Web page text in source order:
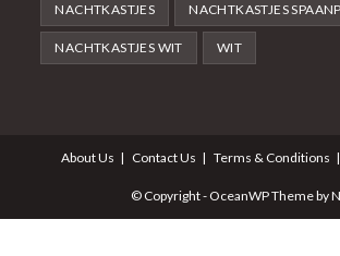
NACHTKASTJES NACHTKASTJES
NACHTKASTJES WIT WIT
About Us Contact Us Terms & Conditions
© Copyright - OceanWP Theme by